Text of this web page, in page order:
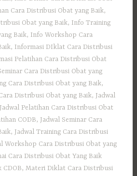
Cara Distribusi Obat yang Baik,
Obat yang Baik, Info Training
Baik, Info Workshop Cara
, Informasi DIklat Cara Distribusi
Pelatihan Cara Distribusi Obat
Cara Distribusi Obat yang
Cara Distribusi Obat yang Baik,
Distribusi Obat yang Baik, Jadwal
Jadwal Pelatihan Cara Distribusi Obat
CODB, Jadwal Seminar Cara
, Jadwal Training Cara Distribusi
Workshop Cara Distribusi Obat yang
Cara Distribusi Obat Yang Baik
CDOB,Materi Diklat Cara Distribusi